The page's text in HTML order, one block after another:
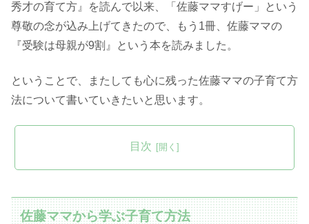
秀才の育て方』を読んで以来、「佐藤ママすげー」という
尊敬の念が込み上げてきたので、もう1冊、佐藤ママの
『受験は母親が9割』という本を読みました。
ということで、またしても心に残った佐藤ママの子育て方
法について書いていきたいと思います。
目次
佐藤ママから学ぶ子育て方法